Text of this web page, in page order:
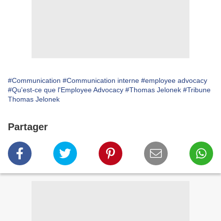
#Communication #Communication interne #employee advocacy
#Qu'est-ce que l'Employee Advocacy #Thomas Jelonek #Tribune
Thomas Jelonek
Partager